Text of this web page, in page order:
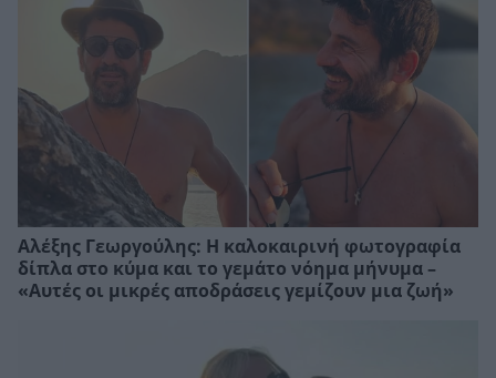
Αλέξης Γεωργούλης: Η καλοκαιρινή φωτογραφία
δίπλα στο κύμα και το γεμάτο νόημα μήνυμα –
«Αυτές οι μικρές αποδράσεις γεμίζουν μια ζωή»